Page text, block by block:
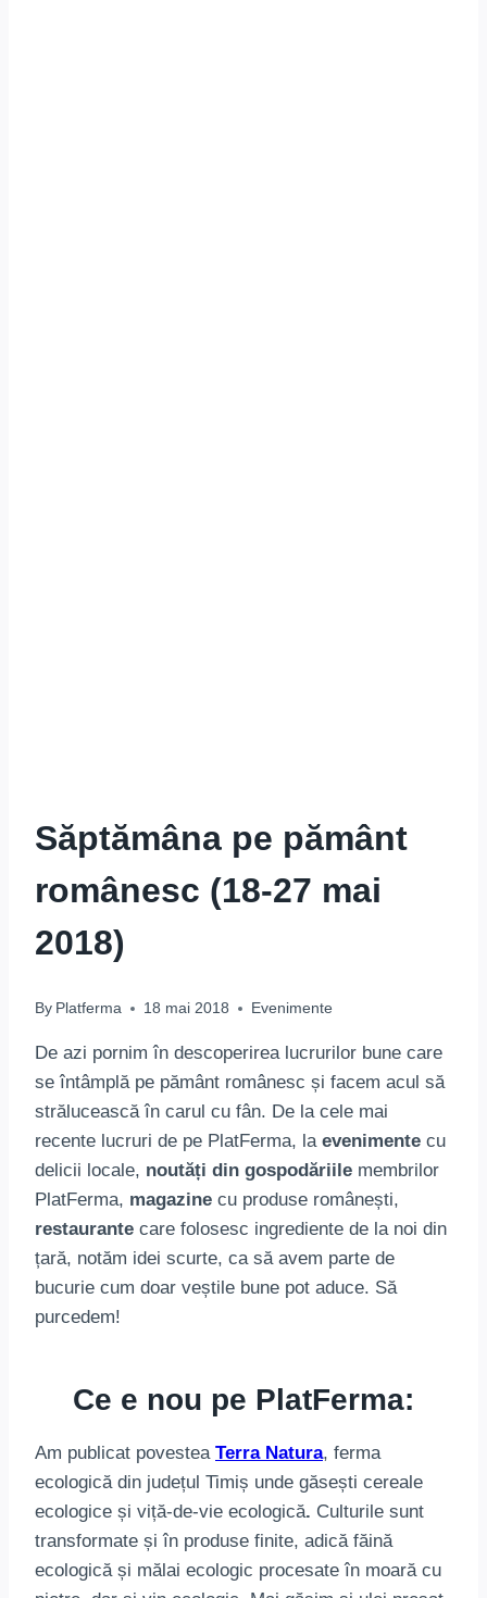
Săptămâna pe pământ
românesc (18-27 mai
2018)
By Platferma 18 mai 2018 Evenimente
De azi pornim în descoperirea lucrurilor bune care
se întâmplă pe pământ românesc și facem acul să
strălucească în carul cu fân. De la cele mai
recente lucruri de pe PlatFerma, la evenimente cu
delicii locale, noutăți din gospodăriile membrilor
PlatFerma, magazine cu produse românești,
restaurante care folosesc ingrediente de la noi din
țară, notăm idei scurte, ca să avem parte de
bucurie cum doar veștile bune pot aduce. Să
purcedem!
Ce e nou pe PlatFerma:
Am publicat povestea Terra Natura, ferma
ecologică din județul Timiș unde găsești cereale
ecologice și viță-de-vie ecologică. Culturile sunt
transformate și în produse finite, adică făină
ecologică și mălai ecologic procesate în moară cu